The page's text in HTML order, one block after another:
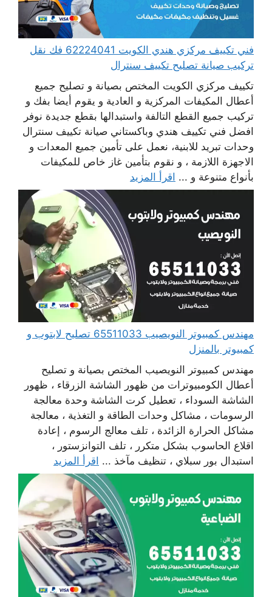
فني تكييف مركزي هندي الكويت 62224041 فك نقل
تركيب صيانة تصليح تكييف سنترال
تكييف مركزي الكويت المختص بصيانة و تصليح جميع
أعطال المكيفات المركزية و العادية و يقوم أيضا بفك و
تركيب جميع القطع التالفة واستبدالها بقطع جديدة نوفر
افضل فني تكييف هندي وباكستاني صيانة تكييف سنترال
وحدات تبريد للابنية، نعمل على تأمين جميع المعدات و
الاجهزة اللازمة ، و نقوم بتأمين غاز خاص للمكيفات
بأنواع متنوعة و ... اقرأ المزيد
مهندس كمبيوتر النويصيب 65511033 تصليح لابتوب و
كمبيوتر بالمنزل
مهندس كمبيوتر النويصيب المختص بصيانة و تصليح
أعطال الكومبيوترات من ظهور الشاشة الزرقاء ، ظهور
الشاشة السوداء ، تعطيل كرت الشاشة وحدة معالجة
الرسومات ، مشاكل وحدات الطاقة و التغذية ، معالجة
مشاكل الحرارة الزائدة ، تلف معالج الرسوم ، إعادة
اقلاع الحاسوب بشكل متكرر ، تلف التوانزستور ،
استبدال بور سبلاي ، تنظيف مآخذ ... اقرأ المزيد